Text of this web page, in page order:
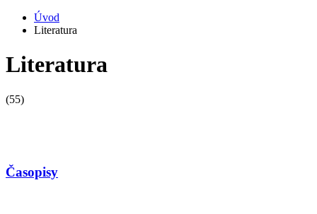
Úvod
Literatura
Literatura
(55)
Časopisy